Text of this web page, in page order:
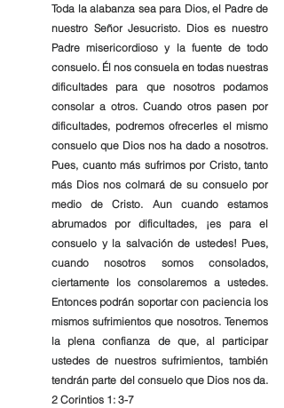
Toda la alabanza sea para Dios, el Padre de
nuestro Señor Jesucristo. Dios es nuestro
Padre misericordioso y la fuente de todo
consuelo. Él nos consuela en todas nuestras
dificultades para que nosotros podamos
consolar a otros. Cuando otros pasen por
dificultades, podremos ofrecerles el mismo
consuelo que Dios nos ha dado a nosotros.
Pues, cuanto más sufrimos por Cristo, tanto
más Dios nos colmará de su consuelo por
medio de Cristo. Aun cuando estamos
abrumados por dificultades, ¡es para el
consuelo y la salvación de ustedes! Pues,
cuando nosotros somos consolados,
ciertamente los consolaremos a ustedes.
Entonces podrán soportar con paciencia los
mismos sufrimientos que nosotros. Tenemos
la plena confianza de que, al participar
ustedes de nuestros sufrimientos, también
tendrán parte del consuelo que Dios nos da.
2 Corintios‬ ‭1‬:‭ 3‬-‭7‬ ‬‬